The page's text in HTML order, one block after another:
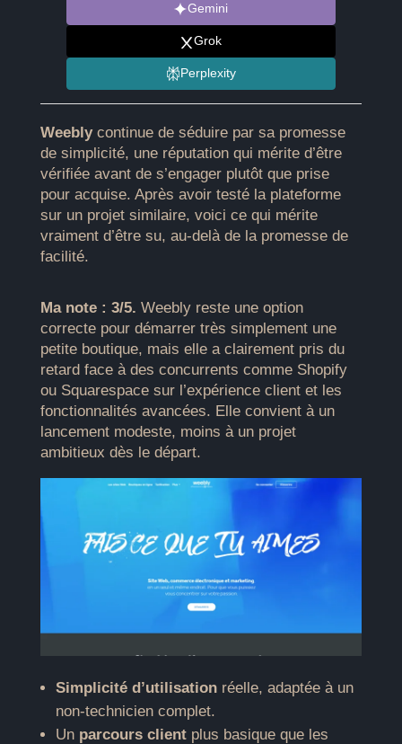
Gemini
Grok
Perplexity
Weeblycontinue de séduire par sa promesse
de simplicité, une réputation qui mérite d’être
vérifiée avant de s’engager plutôt que prise
pour acquise. Après avoir testé la plateforme
sur un projet similaire, voici ce qui mérite
vraiment d’être su, au-delà de la promesse de
facilité.
Ma note : 3/5. Weebly reste une option
correcte pour démarrer très simplement une
petite boutique, mais elle a clairement pris du
retard face à des concurrents comme Shopify
ou Squarespace sur l’expérience client et les
fonctionnalités avancées. Elle convient à un
lancement modeste, moins à un projet
ambitieux dès le départ.
Simplicité d’utilisationréelle, adaptée à un
non-technicien complet.
Un parcours clientplus basique que les